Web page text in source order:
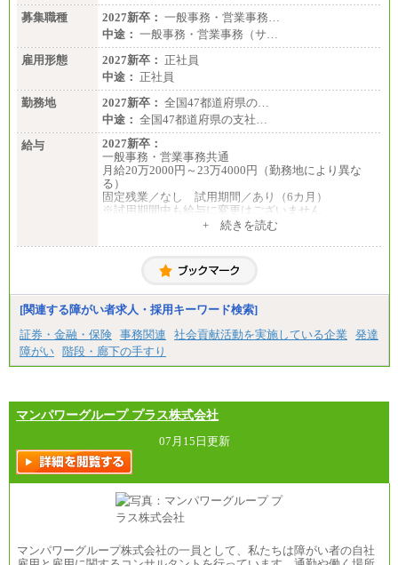
募集職種
2027新卒： 一般事務・営業事務…
中途： 一般事務・営業事務（サ…
雇用形態
2027新卒： 正社員
中途： 正社員
勤務地
2027新卒： 全国47都道府県の…
中途： 全国47都道府県の支社…
給与
2027新卒：
一般事務・営業事務共通
月給20万2000円～23万4000円（勤務地により異な
る）
固定残業／なし 試用期間／あり（6カ月）
※試用期間中も給与に変更はございません
月給20万2000円～23万4000円（勤務地により異な
固定残業／なし 試用期間／あり（6か月）
+ 続きを読む
[関連する障がい者求人・採用キーワード検索]
証券・金融・保険 事務関連 社会貢献活動を実施している企業
発達
障がい 階段・廊下の手すり
マンパワーグループ プラス株式会社
07月15日更新
マンパワーグループ株式会社の一員として、私たちは障がい者の自社